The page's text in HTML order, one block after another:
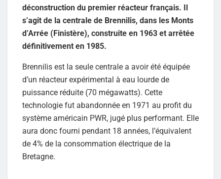
déconstruction du premier réacteur français. Il
s’agit de la centrale de Brennilis, dans les Monts
d’Arrée (Finistère), construite en 1963 et arrêtée
définitivement en 1985.
Brennilis est la seule centrale a avoir été équipée
d’un réacteur expérimental à eau lourde de
puissance réduite (70 mégawatts). Cette
technologie fut abandonnée en 1971 au profit du
système américain PWR, jugé plus performant. Elle
aura donc fourni pendant 18 années, l’équivalent
de 4% de la consommation électrique de la
Bretagne.